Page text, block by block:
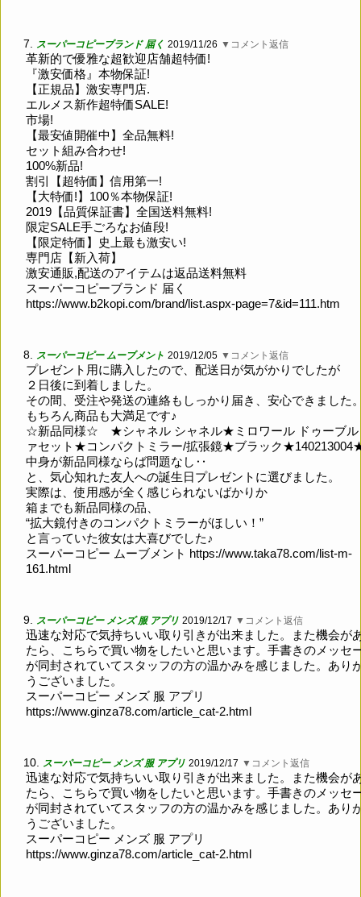
7. スーパーコピーブランド 届く 2019/11/26 ▼コメント返信
革新的で優雅な超歓迎店舗超特価!
『激安価格』本物保証!
【正規品】激安専門店.
エルメス新作超特価SALE!
市場!
【最安値開催中】全品無料!
セット組み合わせ!
100%新品!
割引【超特価】信用第一!
【大特価!】100％本物保証!
2019【品質保証書】全国送料無料!
限定SALE手ごろなお値段!
【限定特価】史上最も激安い!
専門店【新入荷】
激安通販,配送のアイテムは返品送料無料
スーパーコピーブランド 届く
https://www.b2kopi.com/brand/list.aspx-page=7&id=111.htm
8. スーパーコピー ムーブメント 2019/12/05 ▼コメント返信
プレゼント用に購入したので、配送日が気がかりでしたが
２日後に到着しました。
その間、受注や発送の連絡もしっかり届き、安心できました
もちろん商品も大満足です♪
☆新品同様☆ ★シャネル シャネル★ミロワール ドゥーブル
ァセット★コンパクトミラー/拡張鏡★ブラック
中身が新品同様ならば問題なし‥
と、気心知れた友人への誕生日プレゼントに選びました。
実際は、使用感が全く感じられないばかりか
箱までも新品同様の品、
“拡大鏡付きのコンパクトミラーがほしい！”
と言っていた彼女は大喜びでした♪
スーパーコピー ムーブメント https://www.taka78.com/list-m-
161.html
9. スーパーコピー メンズ 服 アプリ 2019/12/17 ▼コメント返信
迅速な対応で気持ちいい取り引きが出来ました。また機会が
たら、こちらで買い物をしたいと思います。手書きのメッセ
が同封されていてスタッフの方の温かみを感じました。あり
うございました。
スーパーコピー メンズ 服 アプリ
https://www.ginza78.com/article_cat-2.html
10. スーパーコピー メンズ 服 アプリ 2019/12/17 ▼コメント返信
迅速な対応で気持ちいい取り引きが出来ました。また機会が
たら、こちらで買い物をしたいと思います。手書きのメッセ
が同封されていてスタッフの方の温かみを感じました。あり
うございました。
スーパーコピー メンズ 服 アプリ
https://www.ginza78.com/article_cat-2.html